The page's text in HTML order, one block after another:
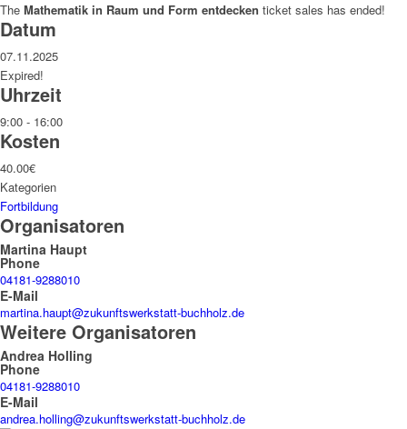
The Mathematik in Raum und Form entdecken ticket sales has ended!
Datum
07.11.2025
Expired!
Uhrzeit
9:00 - 16:00
Kosten
40.00€
Kategorien
Fortbildung
Organisatoren
Martina Haupt
Phone
04181-9288010
E-Mail
martina.haupt@zukunftswerkstatt-buchholz.de
Weitere Organisatoren
Andrea Holling
Phone
04181-9288010
E-Mail
andrea.holling@zukunftswerkstatt-buchholz.de